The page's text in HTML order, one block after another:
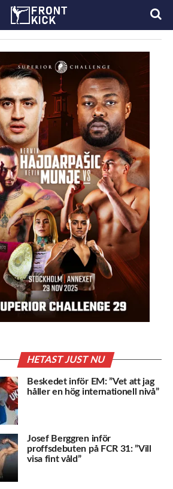
HETAST JUST NU
Beskedet inför EM: ”Vet att jag
håller en hög internationell nivå”
Josef Berggren inför
proffsdebuten på FCR 31: ”Vill
visa fint våld”